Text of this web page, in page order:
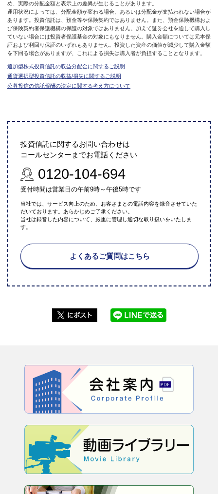
め、実際の分配金額と表示上の差異が生じることがあります。
運用状況によっては、分配金額が変わる場合、あるいは分配金が支払われない場合が
あります。投資信託は、預金等や保険契約ではありません。また、預金保険機構およ
び保険契約者保護機構の保護の対象ではありません。加えて証券会社を通して購入し
ていない場合には投資者保護基金の対象にもなりません。購入金額については元本保
証および利回り保証のいずれもありません。投資した資産の価値が減少して購入金額
を下回る場合がありますが、これによる損失は購入者が負担することとなります。
追加型株式投資信託の収益分配金に関するご説明
通貨選択型投資信託の収益/損失に関するご説明
公募投信の信託報酬の決定に関する考え方について
投資信託に関するお問い合わせは
コールセンターまでお電話ください
0120-104-694
受付時間は営業日の午前9時～午後5時です
当社では、サービス向上のため、お客さまとの電話内容を録音させていた
だいております。あらかじめご了承ください。
当社は録音した内容について、厳重に管理し適切な取り扱いをいたしま
す。
よくあるご質問はこちら